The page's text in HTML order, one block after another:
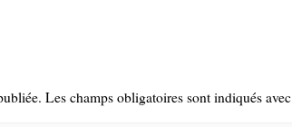
Les champs obligatoires sont indiqués avec